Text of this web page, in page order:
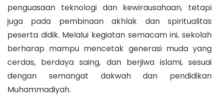
penguasaan teknologi dan kewirausahaan, tetapi
juga pada pembinaan akhlak dan spiritualitas
peserta didik. Melalui kegiatan semacam ini, sekolah
berharap mampu mencetak generasi muda yang
cerdas, berdaya saing, dan berjiwa islami, sesuai
dengan semangat dakwah dan pendidikan
Muhammadiyah.